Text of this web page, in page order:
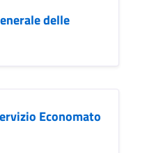
delle
Economato